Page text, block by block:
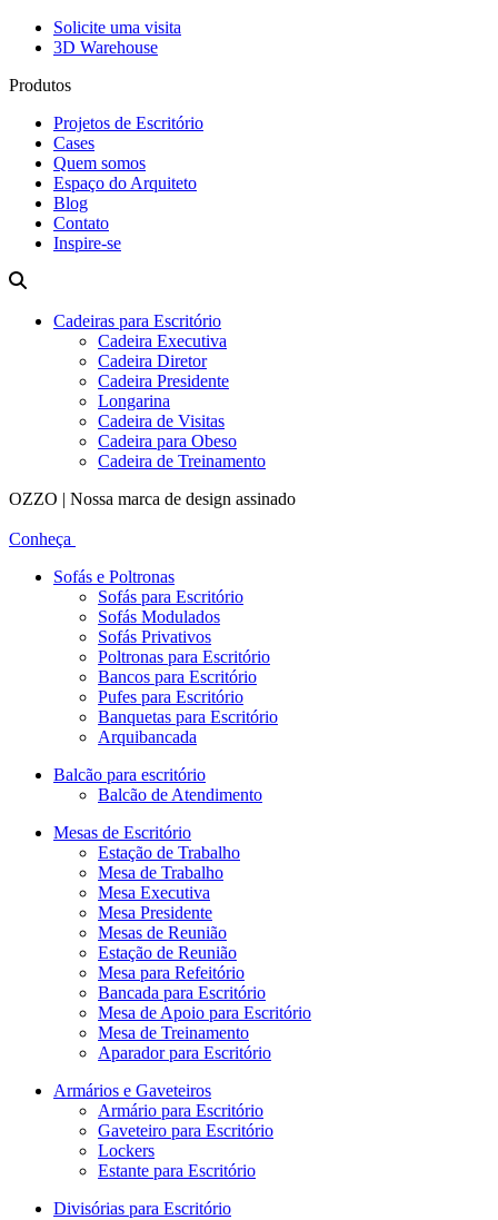
Solicite uma visita
3D Warehouse
Produtos
Projetos de Escritório
Cases
Quem somos
Espaço do Arquiteto
Blog
Contato
Inspire-se
Cadeiras para Escritório
Cadeira Executiva
Cadeira Diretor
Cadeira Presidente
Longarina
Cadeira de Visitas
Cadeira para Obeso
Cadeira de Treinamento
OZZO | Nossa marca de design assinado
Conheça
Sofás e Poltronas
Sofás para Escritório
Sofás Modulados
Sofás Privativos
Poltronas para Escritório
Bancos para Escritório
Pufes para Escritório
Banquetas para Escritório
Arquibancada
Balcão para escritório
Balcão de Atendimento
Mesas de Escritório
Estação de Trabalho
Mesa de Trabalho
Mesa Executiva
Mesa Presidente
Mesas de Reunião
Estação de Reunião
Mesa para Refeitório
Bancada para Escritório
Mesa de Apoio para Escritório
Mesa de Treinamento
Aparador para Escritório
Armários e Gaveteiros
Armário para Escritório
Gaveteiro para Escritório
Lockers
Estante para Escritório
Divisórias para Escritório